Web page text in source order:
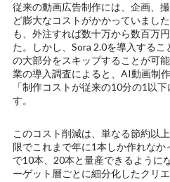
従来の動画広告制作には、企画、
ど膨大なコストがかかっていまし
も、外注すれば数十万から数百万
た。しかし、Sora 2.0を導入する
の大部分をスキップすることが可
業の導入調査によると、AI動画制
「制作コストが従来の10分の1以
す。
このコスト削減は、単なる節約以
限でこれまで年に1本しか作れな
で10本、20本と量産できるように
ーゲット層ごとに細分化したクリ